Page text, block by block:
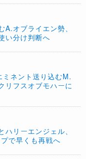
A.オブライエン勢、
い分け判断へ
ミネント送り込むM.
リフスオブモハーに
ハリーエンジェル、
で早くも再戦へ